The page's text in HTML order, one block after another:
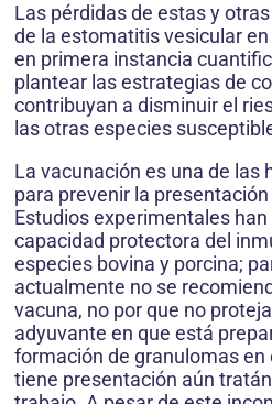
Las pérdidas de estas y
de la estomatitis vesicular
en primera instancia
plantear las estrategias de
contribuyan a disminuir el
las otras especies
La vacunación es una de
para prevenir la
Estudios experimentales
capacidad protectora del
especies bovina y porcina;
actualmente no se
vacuna, no por que no
adyuvante en que está
formación de granulomas en
tiene presentación aún